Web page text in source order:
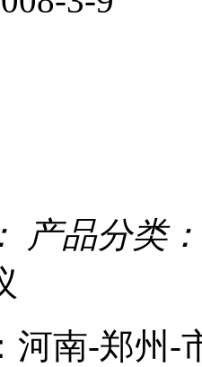
产品分类
河南-郑州-